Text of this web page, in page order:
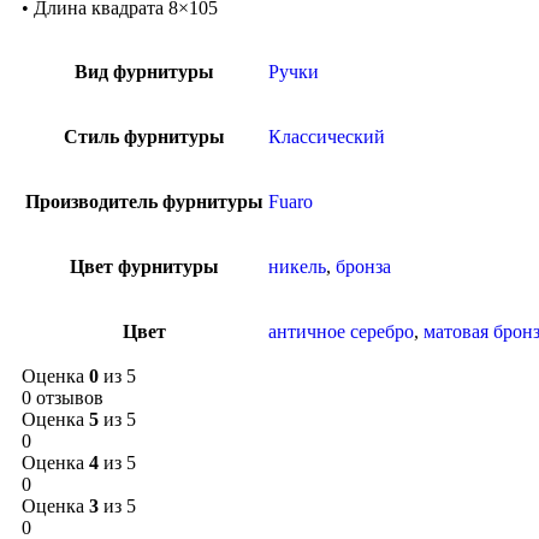
• Длина квадрата 8×105
Вид фурнитуры Ручки
Стиль фурнитуры Классический
Производитель фурнитуры Fuaro
Цвет фурнитуры никель, бронза
Цвет античное серебро, матовая
Оценка 0 из 5
0 отзывов
Оценка 5 из 5
0
Оценка 4 из 5
0
Оценка 3 из 5
0